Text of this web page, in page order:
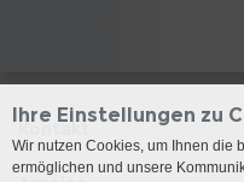
Kontakt
Ihre Einstellungen zu
Wir nutzen Cookies, um Ihnen die
ermöglichen und unsere